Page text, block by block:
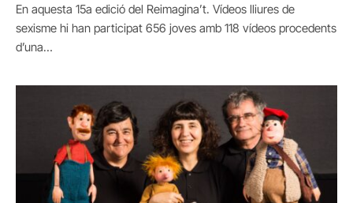
En aquesta 15a edició del Reimagina’t. Vídeos lliures de
sexisme hi han participat 656 joves amb 118 vídeos procedents
d’una…